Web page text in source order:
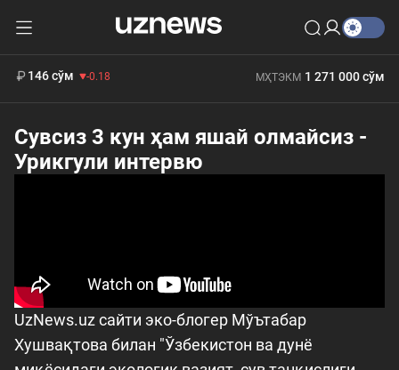
13 749 сўм 32.19
146 сўм -0.18
412 000 сўм
МҲТЭКМ 1 271 000 сўм
Сувсиз 3 кун ҳам яшай олмайсиз -
Урикгули интервю
UzNews.uz сайти эко-блогер Мўътабар
Хушвақтова билан "Ўзбекистон ва дунё